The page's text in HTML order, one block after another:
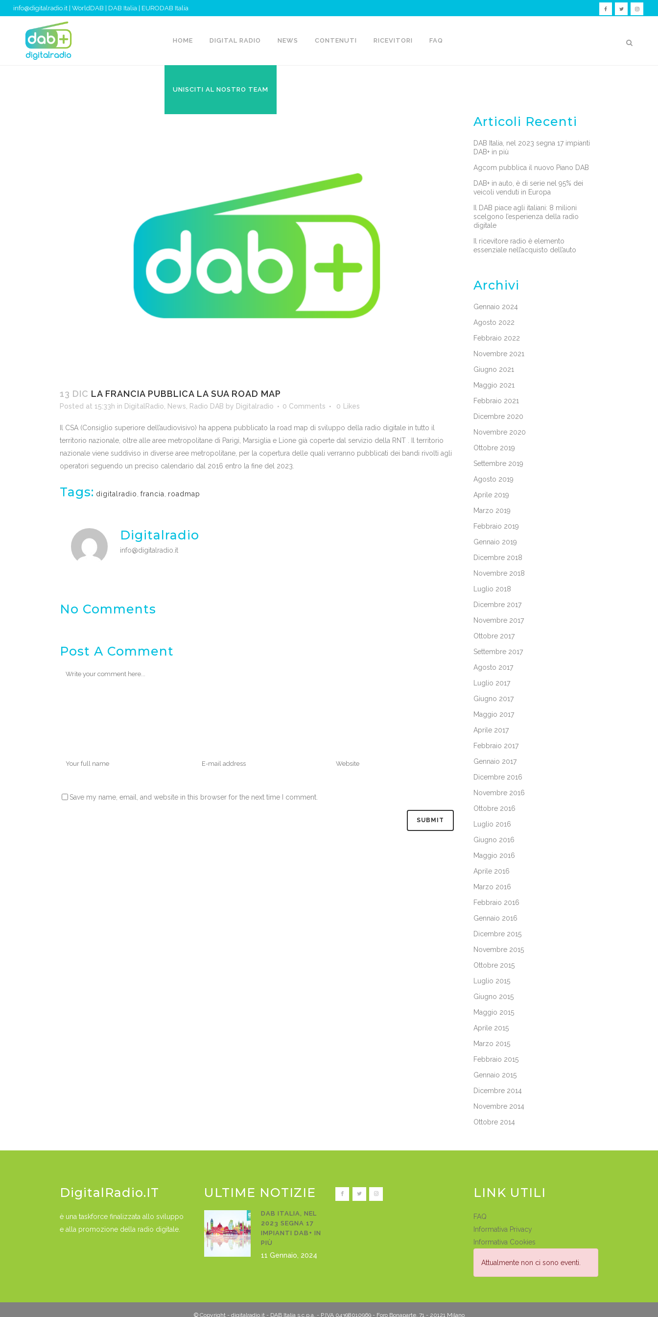
info@digitalradio.it WorldDAB DAB Italia EURODAB Italia
HOME DIGITAL RADIO NEWS CONTENUTI RICEVITORI FAQ
UNISCITI AL NOSTRO TEAM
13 DIC LA FRANCIA PUBBLICA LA SUA ROAD MAP
Posted at 15:33h in DigitalRadio News Radio DAB by Digitalradio 0 Comments 0 Likes
Il CSA (Consiglio superiore dell’audiovisivo) ha appena pubblicato la road map di sviluppo della radio digitale in tutto il
territorio nazionale, oltre alle aree metropolitane di Parigi, Marsiglia e Lione già coperte dal servizio della RNT . Il territorio
nazionale viene suddiviso in diverse aree metropolitane, per la copertura delle quali verranno pubblicati dei bandi rivolti agli
operatori seguendo un preciso calendario dal 2016 entro la fine del 2023.
Tags: digitalradio francia roadmap
Digitalradio
info@digitalradio.it
No Comments
Post A Comment
Save my name, email, and website in this browser for the next time I comment.
Articoli Recenti
DAB Italia, nel 2023 segna 17 impianti
DAB+ in più
Agcom pubblica il nuovo Piano DAB
DAB+ in auto, è di serie nel 95% dei
veicoli venduti in Europa
Il DAB piace agli italiani: 8 milioni
scelgono l’esperienza della radio
digitale
Il ricevitore radio è elemento
essenziale nell’acquisto dell’auto
Archivi
Gennaio 2024
Agosto 2022
Febbraio 2022
Novembre 2021
Giugno 2021
Maggio 2021
Febbraio 2021
Dicembre 2020
Novembre 2020
Ottobre 2019
Settembre 2019
Agosto 2019
Aprile 2019
Marzo 2019
Febbraio 2019
Gennaio 2019
Dicembre 2018
Novembre 2018
Luglio 2018
Dicembre 2017
Novembre 2017
Ottobre 2017
Settembre 2017
Agosto 2017
Luglio 2017
Giugno 2017
Maggio 2017
Aprile 2017
Febbraio 2017
Gennaio 2017
Dicembre 2016
Novembre 2016
Ottobre 2016
Luglio 2016
Giugno 2016
Maggio 2016
Aprile 2016
Marzo 2016
Febbraio 2016
Gennaio 2016
Dicembre 2015
Novembre 2015
Ottobre 2015
Luglio 2015
Giugno 2015
Maggio 2015
Aprile 2015
Marzo 2015
Febbraio 2015
Gennaio 2015
Dicembre 2014
Novembre 2014
Ottobre 2014
DigitalRadio.IT
è una taskforce finalizzata allo sviluppo
e alla promozione della radio digitale.
ULTIME NOTIZIE
DAB ITALIA, NEL
2023 SEGNA 17
IMPIANTI DAB+ IN
PIÙ
11 Gennaio, 2024
LINK UTILI
FAQ
Informativa Privacy
Informativa Cookies
Attualmente non ci sono eventi.
© Copyright - digitalradio.it - DAB Italia s.c.p.a. - P.IVA 04398010969 - Foro Bonaparte, 71 - 20121 Milano